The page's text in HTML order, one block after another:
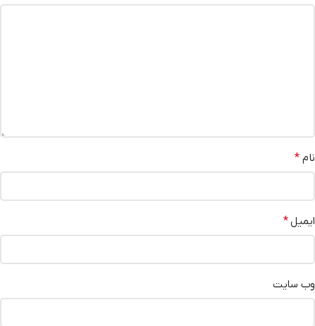
نام *
ایمیل*
وب‌ سایت